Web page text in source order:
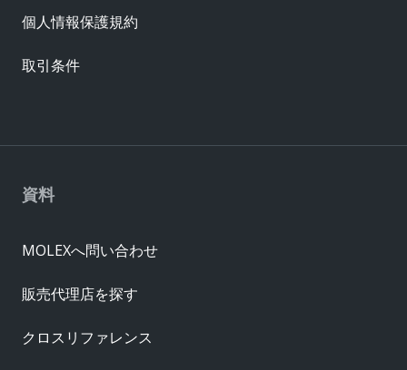
資料
MOLEXへ問い合わせ
販売代理店を探す
クロスリファレンス
個人情報保護規約
取引条件